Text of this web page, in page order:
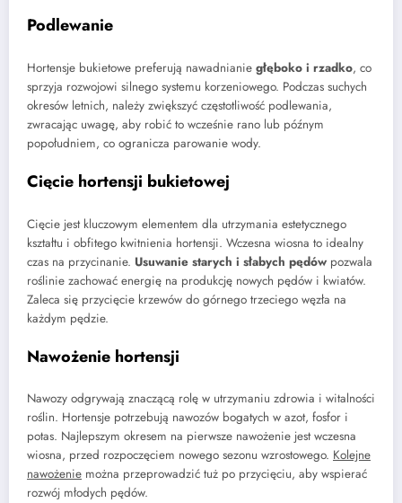
Podlewanie
Hortensje bukietowe preferują nawadnianie głęboko i rzadko, co
sprzyja rozwojowi silnego systemu korzeniowego. Podczas suchych
okresów letnich, należy zwiększyć częstotliwość podlewania,
zwracając uwagę, aby robić to wcześnie rano lub późnym
popołudniem, co ogranicza parowanie wody.
Cięcie hortensji bukietowej
Cięcie jest kluczowym elementem dla utrzymania estetycznego
kształtu i obfitego kwitnienia hortensji. Wczesna wiosna to idealny
czas na przycinanie. Usuwanie starych i słabych pędów pozwala
roślinie zachować energię na produkcję nowych pędów i kwiatów.
Zaleca się przycięcie krzewów do górnego trzeciego węzła na
każdym pędzie.
Nawożenie hortensji
Nawozy odgrywają znaczącą rolę w utrzymaniu zdrowia i witalności
roślin. Hortensje potrzebują nawozów bogatych w azot, fosfor i
potas. Najlepszym okresem na pierwsze nawożenie jest wczesna
wiosna, przed rozpoczęciem nowego sezonu wzrostowego. Kolejne
nawożenie można przeprowadzić tuż po przycięciu, aby wspierać
rozwój młodych pędów.